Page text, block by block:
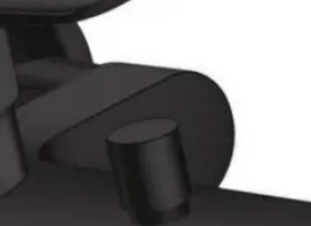
Sigorta
Yazı Tahtaları